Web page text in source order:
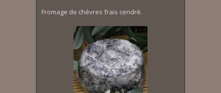
Fromage de chèvres frais cendré.